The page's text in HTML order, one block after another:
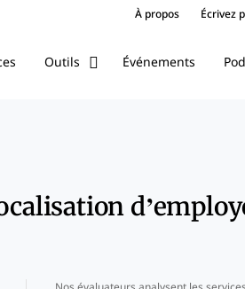
À propos Écrivez
Outils Événements